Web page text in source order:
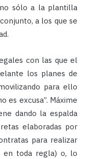
sólo a la plantilla
a los que se
con las que el
los planes de
para ello
es excusa”. Máxime
dando la espalda
elaboradas por
para realizar
en toda regla) o, lo